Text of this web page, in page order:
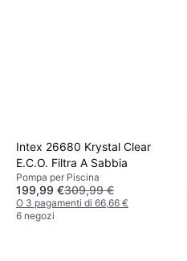
Intex 26680 Krystal Clear
E.C.O. Filtra A Sabbia
Pompa per Piscina
199,99 €309,99 €
O 3 pagamenti di 66,66 €
6 negozi